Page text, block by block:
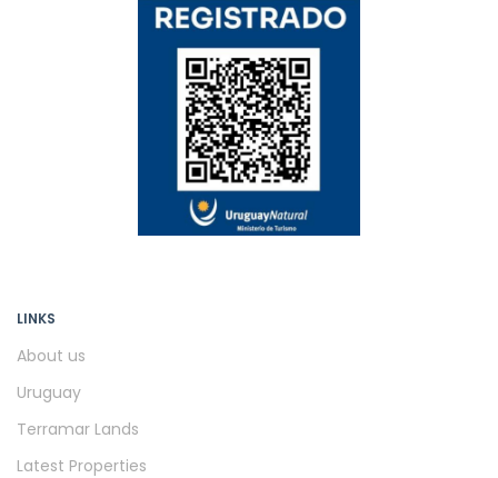
LINKS
About us
Uruguay
Terramar Lands
Latest Properties